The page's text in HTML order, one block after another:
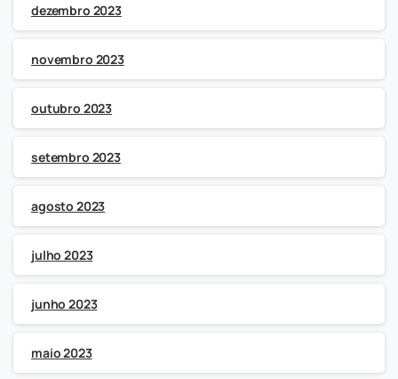
dezembro 2023
novembro 2023
outubro 2023
setembro 2023
agosto 2023
julho 2023
junho 2023
maio 2023